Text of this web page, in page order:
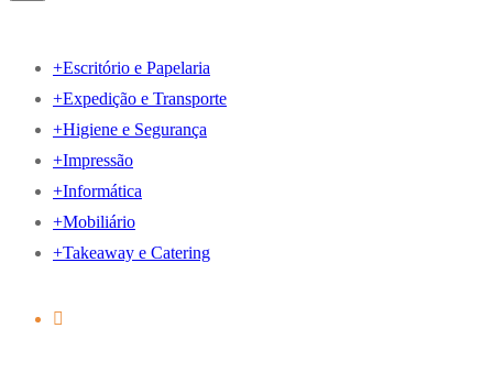
+Escritório e Papelaria
+Expedição e Transporte
+Higiene e Segurança
+Impressão
+Informática
+Mobiliário
+Takeaway e Catering